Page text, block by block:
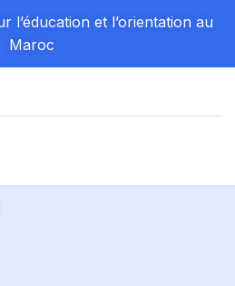
l’éducation et l’orientation au
Maroc